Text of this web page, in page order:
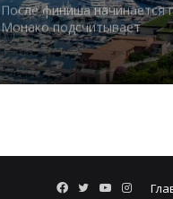
Отели Монако стали
драйвером роста
гостеприимства
Ferrari набирает скорость
Facebook
TwitterYouTube